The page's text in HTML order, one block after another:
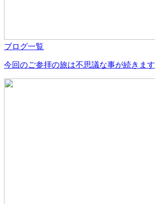
ブログ一覧
今回のご参拝の旅は不思議な事が続きます